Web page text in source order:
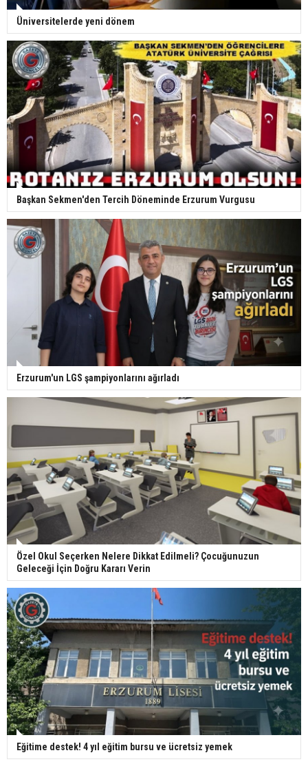
Üniversitelerde yeni dönem
Başkan Sekmen'den Tercih Döneminde Erzurum Vurgusu
Erzurum'un LGS şampiyonlarını ağırladı
Özel Okul Seçerken Nelere Dikkat Edilmeli? Çocuğunuzun
Geleceği İçin Doğru Kararı Verin
Eğitime destek! 4 yıl eğitim bursu ve ücretsiz yemek